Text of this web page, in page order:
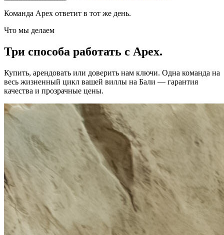
Команда Apex ответит в тот же день.
Что мы делаем
Три способа работать с Apex.
Купить, арендовать или доверить нам ключи. Одна команда на
весь жизненный цикл вашей виллы на Бали — гарантия
качества и прозрачные цены.